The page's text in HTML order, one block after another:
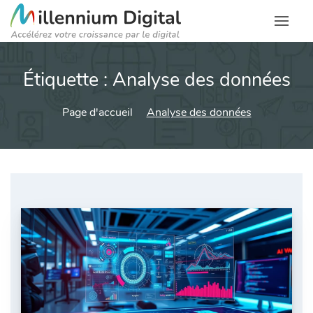
Étiquette : Analyse des données
Page d'accueil Analyse des données